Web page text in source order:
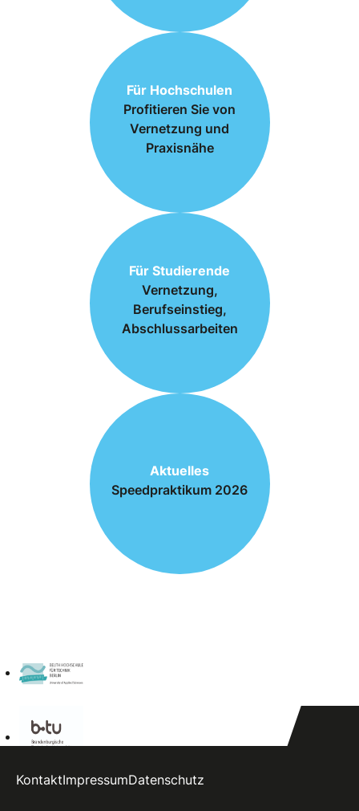
Für Hochschulen
Profitieren Sie von
Vernetzung und
Praxisnähe
Für Studierende
Vernetzung,
Berufseinstieg,
Abschlussarbeiten
Aktuelles
Speedpraktikum 2026
KontaktImpressumDatenschutz